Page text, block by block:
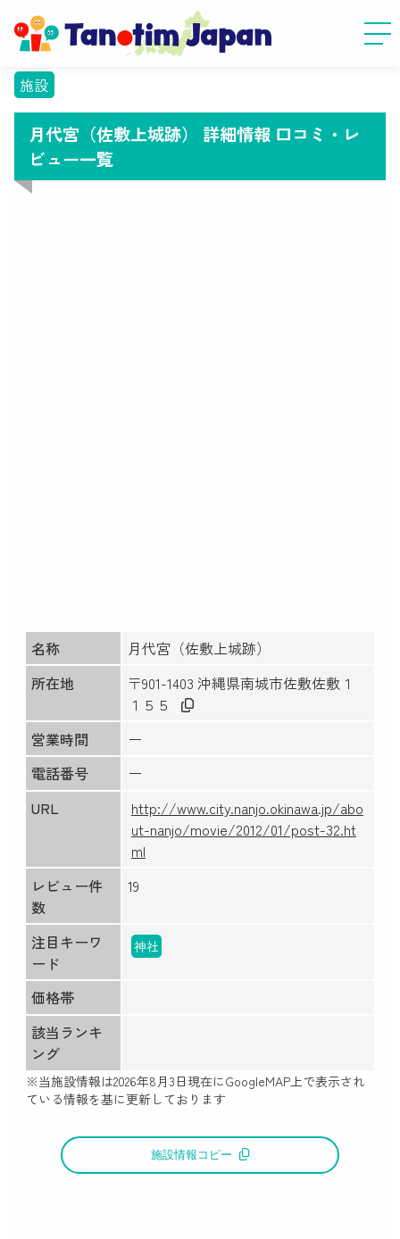
施設
月代宮（佐敷上城跡） 詳細情報 口コミ・レ
ビュー一覧
名称
月代宮（佐敷上城跡）
所在地
〒901-1403 沖縄県南城市佐敷佐敷１
１５５
営業時間
ー
電話番号
ー
URL
http://www.city.nanjo.okinawa.jp/abo
ut-nanjo/movie/2012/01/post-32.ht
ml
レビュー件
数
19
注目キーワ
ード
神社
価格帯
該当ランキ
ング
※当施設情報は2026年8月3日現在にGoogleMAP上で表示され
ている情報を基に更新しております
施設情報コピー